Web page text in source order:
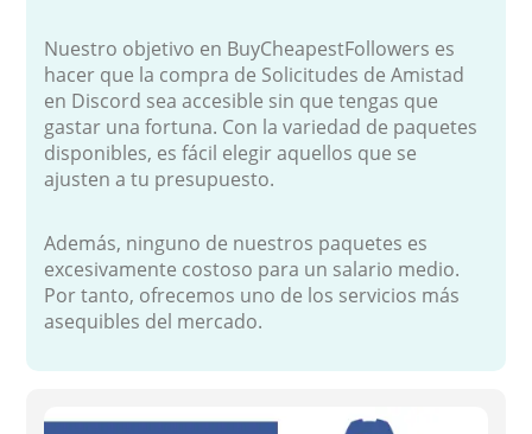
Nuestro objetivo en BuyCheapestFollowers es
hacer que la compra de Solicitudes de Amistad
en Discord sea accesible sin que tengas que
gastar una fortuna. Con la variedad de paquetes
disponibles, es fácil elegir aquellos que se
ajusten a tu presupuesto.
Además, ninguno de nuestros paquetes es
excesivamente costoso para un salario medio.
Por tanto, ofrecemos uno de los servicios más
asequibles del mercado.